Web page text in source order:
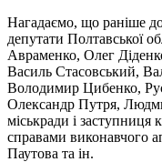
Нагадаємо, що раніше
депутати Полтавської
Авраменко, Олег
Василь Стасовський,
Володимир Цибенко,
Олександр Путря,
міськради і
справами виконавчого
Паутова та ін.